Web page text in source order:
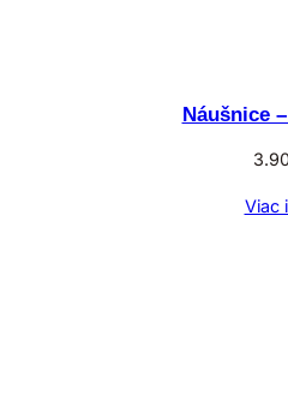
Náušnice
Viac